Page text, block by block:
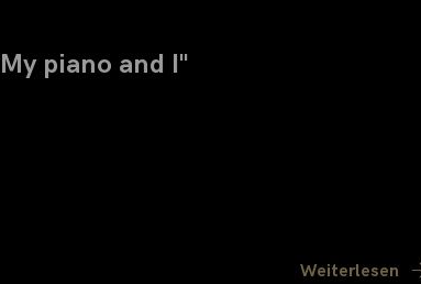
piano and I"
Weiterlesen